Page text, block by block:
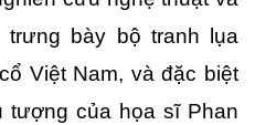
bày bộ tranh lụa
Việt Nam, và đặc biệt
tượng của họa sĩ Phan